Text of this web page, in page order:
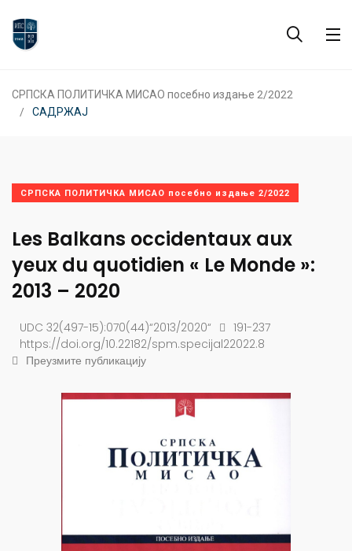
СРПСКА ПОЛИТИЧКА МИСАО посебно издање 2/2022
САДРЖАЈ
СРПСКА ПОЛИТИЧКА МИСАО посебно издање 2/2022
Les Balkans occidentaux aux
yeux du quotidien « Le Monde »:
2013 – 2020
UDC 32(497-15):070(44)“2013/2020“
191-237
https://doi.org/10.22182/spm.specijal22022.8
Преузмите публикацију